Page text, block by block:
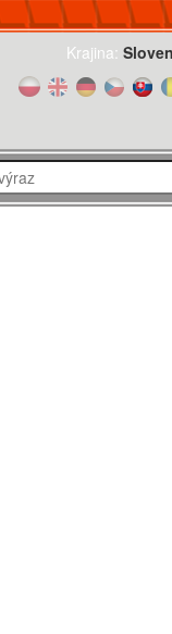
Krajina: